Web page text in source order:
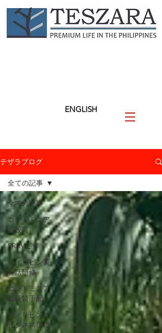
ENGLISH
テザラブログ
全ての記事
コンドミニア
ム投資
SRRVビザ
フィリピン英
会話研修
コンドミニア
ム賃貸手配
フィリピンの
ビジネス環境
全ての記事